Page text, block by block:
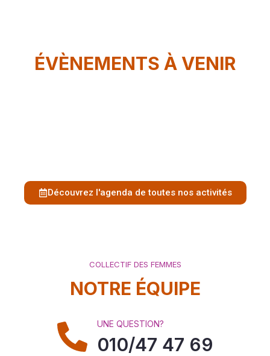
ÉVÈNEMENTS À VENIR
Découvrez l'agenda de toutes nos activités
COLLECTIF DES FEMMES
NOTRE ÉQUIPE
UNE QUESTION?
010/47 47 69